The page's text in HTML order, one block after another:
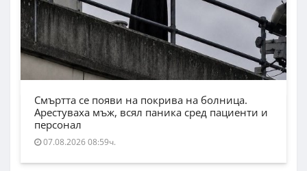
Смъртта се появи на покрива на болница.
Арестуваха мъж, всял паника сред пациенти и
персонал
07.08.2026 08:59ч.